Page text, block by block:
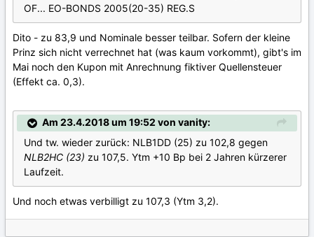
OF... EO-BONDS 2005(20-35) REG.S
Dito - zu 83,9 und Nominale besser teilbar. Sofern der kleine
Prinz sich nicht verrechnet hat (was kaum vorkommt), gibt's im
Mai noch den Kupon mit Anrechnung fiktiver Quellensteuer
(Effekt ca. 0,3).
Am 23.4.2018 um 19:52 von vanity:
Und tw. wieder zurück: NLB1DD (25) zu 102,8 gegen
NLB2HC (23) zu 107,5. Ytm +10 Bp bei 2 Jahren kürzerer
Laufzeit.
Und noch etwas verbilligt zu 107,3 (Ytm 3,2).